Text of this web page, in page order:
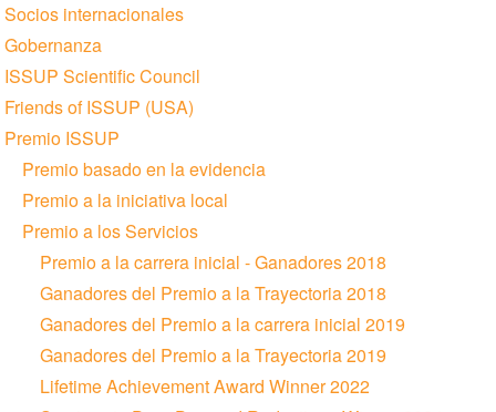
Socios internacionales
Gobernanza
ISSUP Scientific Council
Friends of ISSUP (USA)
Premio ISSUP
Premio basado en la evidencia
Premio a la iniciativa local
Premio a los Servicios
Premio a la carrera inicial - Ganadores 2018
Ganadores del Premio a la Trayectoria 2018
Ganadores del Premio a la carrera inicial 2019
Ganadores del Premio a la Trayectoria 2019
Lifetime Achievement Award Winner 2022